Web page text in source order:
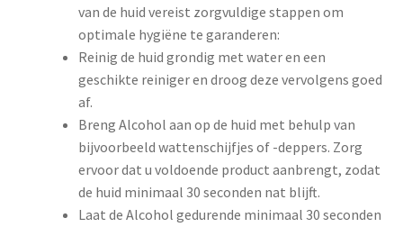
van de huid vereist zorgvuldige stappen om
optimale hygiëne te garanderen:
Reinig de huid grondig met water en een
geschikte reiniger en droog deze vervolgens goed
af.
Breng Alcohol aan op de huid met behulp van
bijvoorbeeld wattenschijfjes of -deppers. Zorg
ervoor dat u voldoende product aanbrengt, zodat
de huid minimaal 30 seconden nat blijft.
Laat de Alcohol gedurende minimaal 30 seconden